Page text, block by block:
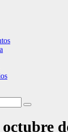
octubre